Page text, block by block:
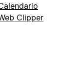
Clipper